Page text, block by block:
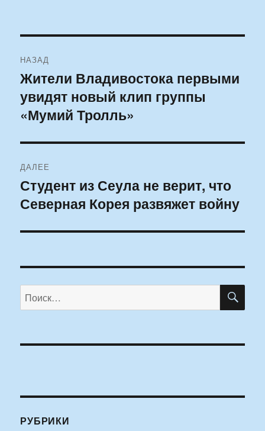
по
записям
НАЗАД
Предыдущая
запись:
Жители Владивостока первыми
увидят новый клип группы
«Мумий Тролль»
ДАЛЕЕ
Следующая
запись:
Студент из Сеула не верит, что
Северная Корея развяжет войну
Искать:
РУБРИКИ